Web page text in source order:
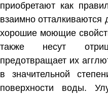
приобретают как
взаимно отталкиваются
хорошие моющие
также несут
предотвращает их
в значительной
поверхности воды.